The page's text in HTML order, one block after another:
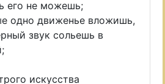
его не можешь;
одно движенье вложишь,
звук сольешь в
искусства